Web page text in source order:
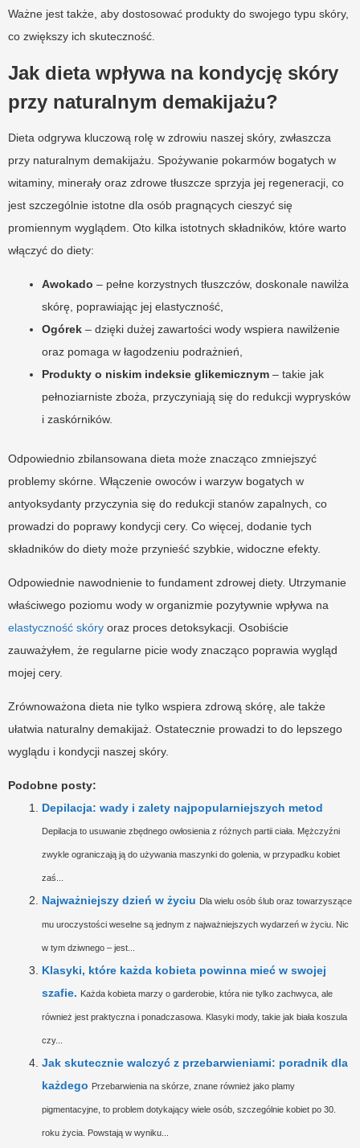
Ważne jest także, aby dostosować produkty do swojego typu skóry,
co zwiększy ich skuteczność.
Jak dieta wpływa na kondycję skóry
przy naturalnym demakijażu?
Dieta odgrywa kluczową rolę w zdrowiu naszej skóry, zwłaszcza
przy naturalnym demakijażu. Spożywanie pokarmów bogatych w
witaminy, minerały oraz zdrowe tłuszcze sprzyja jej regeneracji, co
jest szczególnie istotne dla osób pragnących cieszyć się
promiennym wyglądem. Oto kilka istotnych składników, które warto
włączyć do diety:
Awokado – pełne korzystnych tłuszczów, doskonale nawilża
skórę, poprawiając jej elastyczność,
Ogórek – dzięki dużej zawartości wody wspiera nawilżenie
oraz pomaga w łagodzeniu podrażnień,
Produkty o niskim indeksie glikemicznym – takie jak
pełnoziarniste zboża, przyczyniają się do redukcji wyprysków
i zaskórników.
Odpowiednio zbilansowana dieta może znacząco zmniejszyć
problemy skórne. Włączenie owoców i warzyw bogatych w
antyoksydanty przyczynia się do redukcji stanów zapalnych, co
prowadzi do poprawy kondycji cery. Co więcej, dodanie tych
składników do diety może przynieść szybkie, widoczne efekty.
Odpowiednie nawodnienie to fundament zdrowej diety. Utrzymanie
właściwego poziomu wody w organizmie pozytywnie wpływa na
elastyczność skóry oraz proces detoksykacji. Osobiście
zauważyłem, że regularne picie wody znacząco poprawia wygląd
mojej cery.
Zrównoważona dieta nie tylko wspiera zdrową skórę, ale także
ułatwia naturalny demakijaż. Ostatecznie prowadzi to do lepszego
wyglądu i kondycji naszej skóry.
Podobne posty:
Depilacja: wady i zalety najpopularniejszych metod
Depilacja to usuwanie zbędnego owłosienia z różnych partii ciała. Mężczyźni
zwykle ograniczają ją do używania maszynki do golenia, w przypadku kobiet
zaś...
Najważniejszy dzień w życiu Dla wielu osób ślub oraz towarzyszące
mu uroczystości weselne są jednym z najważniejszych wydarzeń w życiu. Nic
w tym dziwnego – jest...
Klasyki, które każda kobieta powinna mieć w swojej
szafie. Każda kobieta marzy o garderobie, która nie tylko zachwyca, ale
również jest praktyczna i ponadczasowa. Klasyki mody, takie jak biała koszula
czy...
Jak skutecznie walczyć z przebarwieniami: poradnik dla
każdego Przebarwienia na skórze, znane również jako plamy
pigmentacyjne, to problem dotykający wiele osób, szczególnie kobiet po 30.
roku życia. Powstają w wyniku...